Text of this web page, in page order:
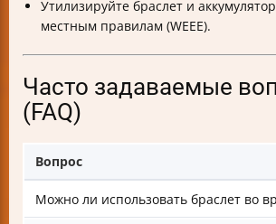
Утилизируйте браслет и
местным правилам (WEEE).
Часто задаваемые
(FAQ)
Вопрос
Можно ли использовать браслет во